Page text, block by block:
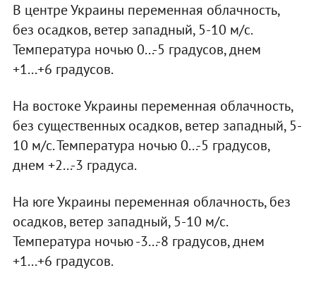
В центре Украины переменная облачность,
без осадков, ветер западный, 5-10 м/с.
Температура ночью 0...-5 градусов, днем
+1...+6 градусов.
На востоке Украины переменная облачность,
без существенных осадков, ветер западный, 5-
10 м/с. Температура ночью 0...-5 градусов,
днем +2...-3 градуса.
На юге Украины переменная облачность, без
осадков, ветер западный, 5-10 м/с.
Температура ночью -3...-8 градусов, днем
+1...+6 градусов.